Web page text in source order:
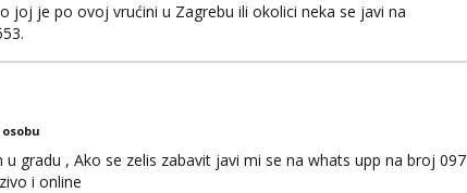
joj je po ovoj vrućini u Zagrebu ili okolici neka se javi na
gradu , Ako se zelis zabavit javi mi se na whats upp na broj 097
i online